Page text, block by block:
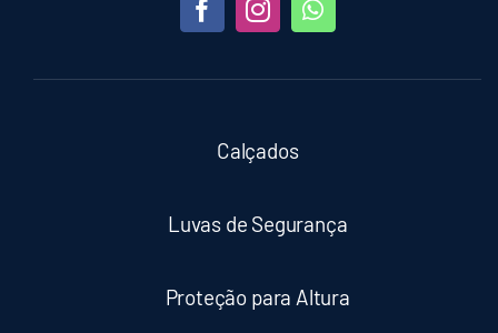
Calçados
Luvas de Segurança
Proteção para Altura